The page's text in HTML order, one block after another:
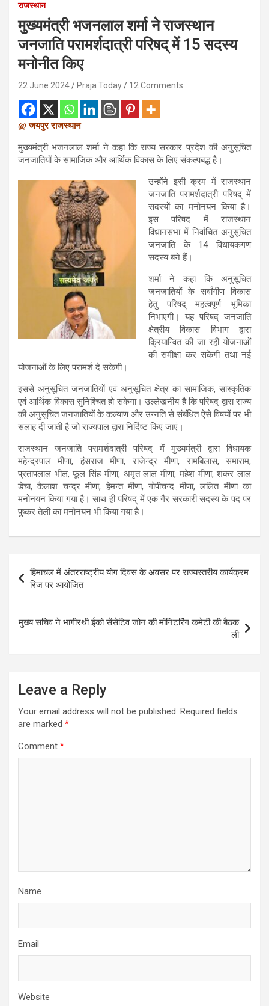
राजस्थान
मुख्यमंत्री भजनलाल शर्मा ने राजस्थान
जनजाति परामर्शदात्री परिषद् में 15 सदस्य
मनोनीत किए
22 June 2024 Praja Today 12 Comments
@ जयपुर राजस्थान
मुख्यमंत्री भजनलाल शर्मा ने कहा कि राज्य सरकार प्रदेश की अनुसूचित
जनजातियों के सामाजिक और आर्थिक विकास के लिए संकल्पबद्ध है।
उन्होंने इसी क्रम में राजस्थान
जनजाति परामर्शदात्री परिषद् में
सदस्यों का मनोनयन किया है।
इस परिषद में राजस्थान
विधानसभा में निर्वाचित अनुसूचित
जनजाति के 14 विधायकगण
सदस्य बने हैं।
शर्मा ने कहा कि अनुसूचित
जनजातियों के सर्वांगीण विकास
हेतु परिषद् महत्वपूर्ण भूमिका
निभाएगी। यह परिषद् जनजाति
क्षेत्रीय विकास विभाग द्वारा
क्रियान्वित की जा रही योजनाओं
की समीक्षा कर सकेगी तथा नई
योजनाओं के लिए परामर्श दे सकेगी।
इससे अनुसूचित जनजातियों एवं अनुसूचित क्षेत्र का सामाजिक, सांस्कृतिक
एवं आर्थिक विकास सुनिश्चित हो सकेगा। उल्लेखनीय है कि परिषद् द्वारा राज्य
की अनुसूचित जनजातियों के कल्याण और उन्नति से संबंधित ऐसे विषयों पर भी
सलाह दी जाती है जो राज्यपाल द्वारा निर्दिष्ट किए जाएं।
राजस्थान जनजाति परामर्शदात्री परिषद् में मुख्यमंत्री द्वारा विधायक
महेन्द्रपाल मीणा, हंसराज मीणा, राजेन्द्र मीणा, रामबिलास, समाराम,
प्रतापलाल भील, फूल सिंह मीणा, अमृत लाल मीणा, महेश मीणा, शंकर लाल
डेचा, कैलाश चन्द्र मीणा, हेमन्त मीणा, गोपीचन्द मीणा, ललित मीणा का
मनोनयन किया गया है। साथ ही परिषद् में एक गैर सरकारी सदस्य के पद पर
पुष्कर तेली का मनोनयन भी किया गया है।
navigation
हिमाचल में अंतरराष्ट्रीय योग दिवस के अवसर पर राज्यस्तरीय कार्यक्रम
रिज पर आयोजित
मुख्य सचिव ने भागीरथी ईको सेंसेटिव जोन की मॉनिटरिंग कमेटी की बैठक
ली
Leave a Reply
Your email address will not be published. Required fields
are marked *
Comment *
Name
Email
Website